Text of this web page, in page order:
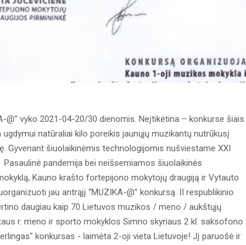
@” vyko 2021-04-20/30 dienomis. Neįtikėtina – konkurse šiais
natūraliai kilo poreikis jaunųjų muzikantų nutrūkusį
Gyvenant šiuolaikinėmis technologijomis nušviestame XXI
pandemija bei neišsemiamos šiuolaikinės
Kauno krašto fortepijono mokytojų draugiją ir Vytauto
jau antrąjį “MUZIKA-@” konkursą. II respublikinio
daugiau kaip 70 Lietuvos muzikos / meno / aukštųjų
r. meno ir sporto mokyklos Simno skyriaus 2 kl. saksofono
konkursas - laimėta 2-oji vieta Lietuvoje! Jį paruošė ir